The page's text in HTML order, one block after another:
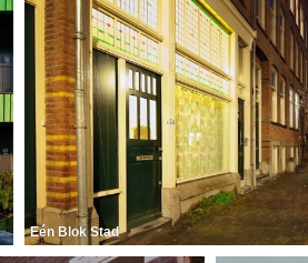
Eén Blok Stad